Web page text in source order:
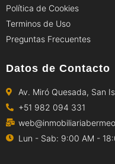
Política de Cookies
Terminos de Uso
Preguntas Frecuentes
Datos de Contacto
Av. Miró Quesada, San
+51 982 094 331
Lun - Sab: 9:00 AM -